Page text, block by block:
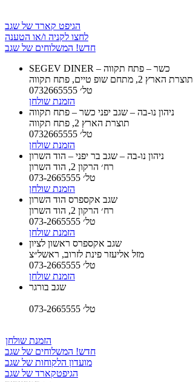
הגיפט קארד של שגב
לחצו לקניה ו/או הטענה
חדש! המשלוחים של שגב
SEGEV DINER – כשר – פתח תקווה
תוצרת הארץ 2, מתחם שופ טיים, פתח תקווה
טל׳ 0732665555
הזמנת שולחן
ניהון נו-בה – שגב יפני כשר – פתח תקווה
תוצרת הארץ 2, פתח תקווה
טל׳ 0732665555
הזמנת שולחן
ניהון נו-בה – שגב בר יפני – הוד השרון
רח׳ הרקון 2, הוד השרון
טל׳ 073-2665555
הזמנת שולחן
שגב אקספרס הוד השרון
רח׳ הרקון 2, הוד השרון
טל׳ 073-2665555
הזמנת שולחן
שגב אקספרס ראשון לציון
מזל אליעזר פינת לזרוב, ראשל״צ
טל׳ 073-2665555
הזמנת שולחן
שגב בורגר
טל׳ 073-2665555
הזמנת שולחן
חדש! המשלוחים של שגב
מועדון הלקוחות של שגב
הגיפטקארד של שגב